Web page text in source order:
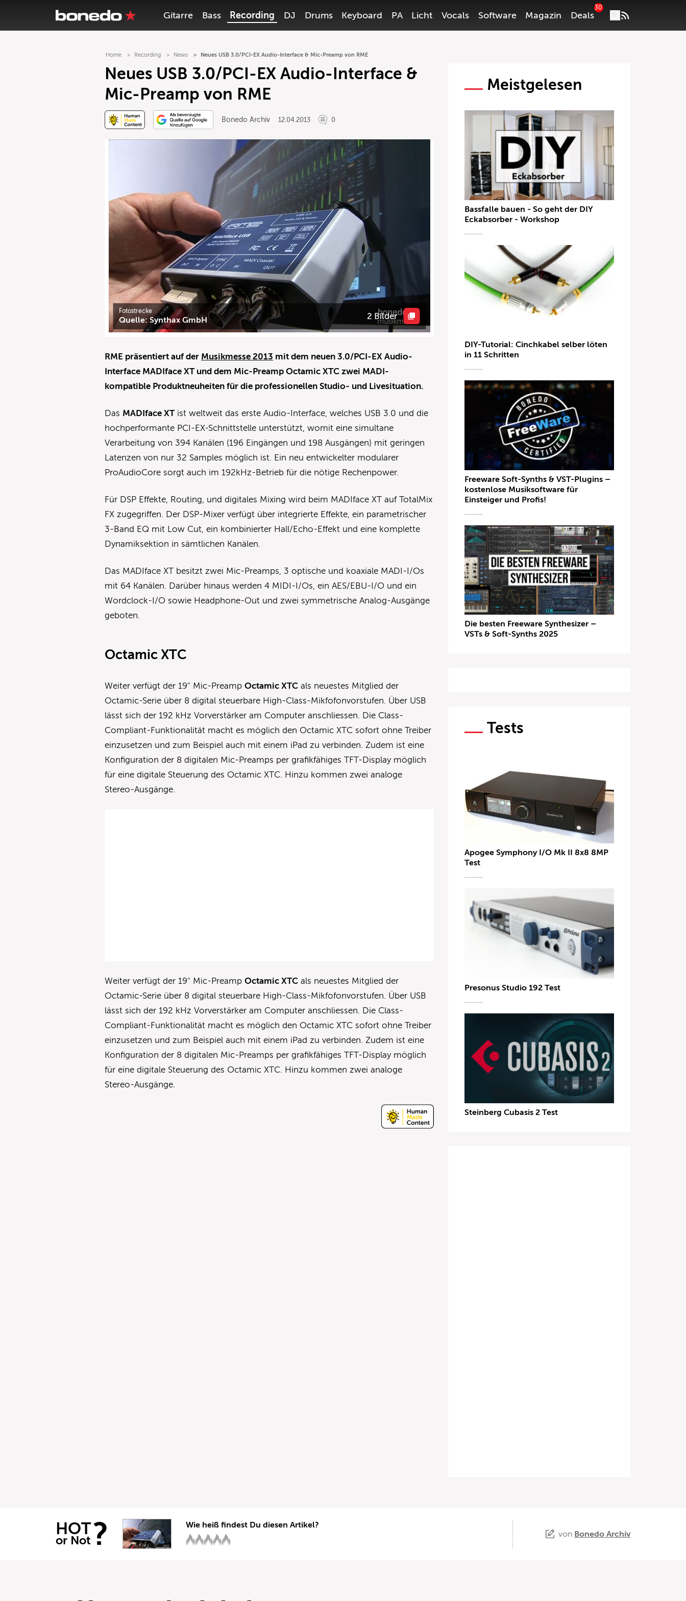
Gitarre Bass Recording DJ Drums Keyboard PA Licht Vocals Software Magazin Deals
30
Home Recording News Neues USB 3.0/PCI-EX Audio-Interface & Mic-Preamp von RME
Neues USB 3.0/PCI-EX Audio-Interface &
Mic-Preamp von RME
Bonedo Archiv 12.04.2013 0
Fotostrecke
Quelle: Synthax GmbH 2 Bilder
RME präsentiert auf der Musikmesse 2013 mit dem neuen 3.0/PCI-EX Audio-
Interface MADIface XT und dem Mic-Preamp Octamic XTC zwei MADI-
kompatible Produktneuheiten für die professionellen Studio- und Livesituation.
Das MADIface XTist weltweit das erste Audio-Interface, welches USB 3.0 und die
hochperformante PCI-EX-Schnittstelle unterstützt, womit eine simultane
Verarbeitung von 394 Kanälen (196 Eingängen und 198 Ausgängen) mit geringen
Latenzen von nur 32 Samples möglich ist. Ein neu entwickelter modularer
ProAudioCore sorgt auch im 192kHz-Betrieb für die nötige Rechenpower.
Für DSP Effekte, Routing, und digitales Mixing wird beim MADIface XT auf TotalMix
FX zugegriffen. Der DSP-Mixer verfügt über integrierte Effekte, ein parametrischer
3-Band EQ mit Low Cut, ein kombinierter Hall/Echo-Effekt und eine komplette
Dynamiksektion in sämtlichen Kanälen.
Das MADIface XT besitzt zwei Mic-Preamps, 3 optische und koaxiale MADI-I/Os
mit 64 Kanälen. Darüber hinaus werden 4 MIDI-I/Os, ein AES/EBU-I/O und ein
Wordclock-I/O sowie Headphone-Out und zwei symmetrische Analog-Ausgänge
geboten.
Octamic XTC
Weiter verfügt der 19″ Mic-PreampOctamic XTC als neuestes Mitglied der
Octamic-Serie über 8 digital steuerbare High-Class-Mikfofonvorstufen. Über USB
lässt sich der 192 kHz Vorverstärker am Computer anschliessen. Die Class-
Compliant-Funktionalität macht es möglich den Octamic XTC sofort ohne Treiber
einzusetzen und zum Beispiel auch mit einem iPad zu verbinden. Zudem ist eine
Konfiguration der 8 digitalen Mic-Preamps per grafikfähiges TFT-Display möglich
für eine digitale Steuerung des Octamic XTC. Hinzu kommen zwei analoge
Stereo-Ausgänge.
Weiter verfügt der 19″ Mic-PreampOctamic XTC als neuestes Mitglied der
Octamic-Serie über 8 digital steuerbare High-Class-Mikfofonvorstufen. Über USB
lässt sich der 192 kHz Vorverstärker am Computer anschliessen. Die Class-
Compliant-Funktionalität macht es möglich den Octamic XTC sofort ohne Treiber
einzusetzen und zum Beispiel auch mit einem iPad zu verbinden. Zudem ist eine
Konfiguration der 8 digitalen Mic-Preamps per grafikfähiges TFT-Display möglich
für eine digitale Steuerung des Octamic XTC. Hinzu kommen zwei analoge
Stereo-Ausgänge.
Meistgelesen
Bassfalle bauen - So geht der DIY
Eckabsorber - Workshop
DIY-Tutorial: Cinchkabel selber löten
in 11 Schritten
Freeware Soft-Synths & VST-Plugins –
kostenlose Musiksoftware für
Einsteiger und Profis!
Die besten Freeware Synthesizer –
VSTs & Soft-Synths 2025
Tests
Apogee Symphony I/O Mk II 8x8 8MP
Test
Presonus Studio 192 Test
Steinberg Cubasis 2 Test
HOT
or Not ?
Wie heiß findest Du diesen Artikel?
von Bonedo Archiv